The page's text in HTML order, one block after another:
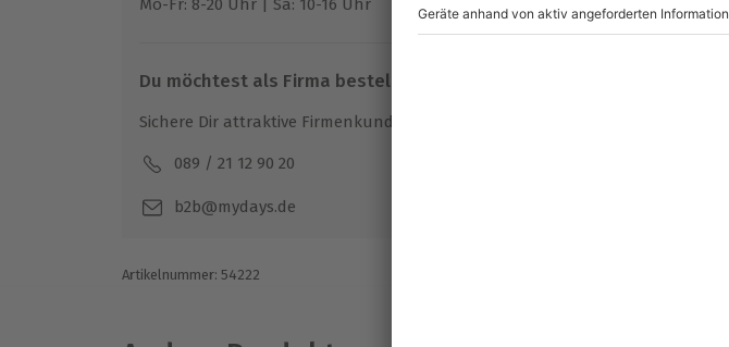
Mo-Fr: 8-20 Uhr | Sa: 10-16 Uhr
Du möchtest als Firma bestellen?
Sichere Dir attraktive Firmenkunden Vorteile.
089 / 21 12 90 20
b2b@mydays.de
Artikelnummer: 54222